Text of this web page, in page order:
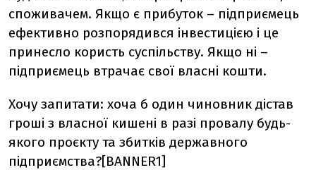
споживачем. Якщо є прибуток – підприємець
ефективно розпорядився інвестицією і це
принесло користь суспільству. Якщо ні –
підприємець втрачає свої власні кошти.
Хочу запитати: хоча б один чиновник дістав
гроші з власної кишені в разі провалу будь-
якого проєкту та збитків державного
підприємства?[BANNER1]